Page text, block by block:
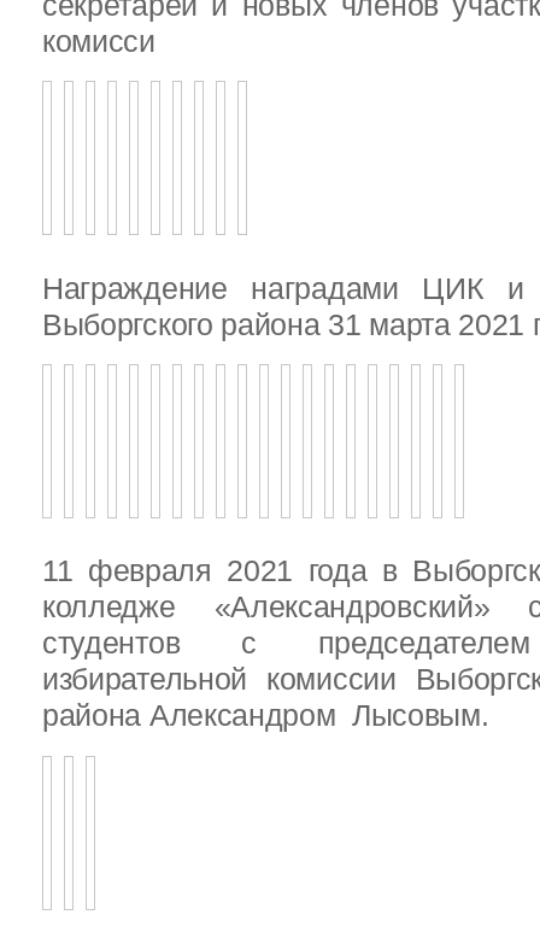
комисси
Награждение наградами ЦИК
Выборгского района 31 марта 2021
11 февраля 2021 года в
колледже «Александровский»
студентов с председателем
избирательной комиссии
района Александром Лысовым.